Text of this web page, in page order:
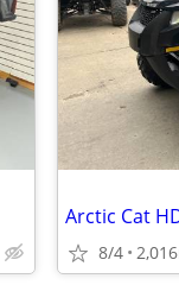
Arctic Cat
8/4